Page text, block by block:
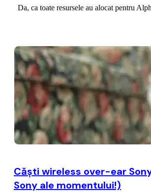
Căști wireless over-ear
Sony ale momentului!)